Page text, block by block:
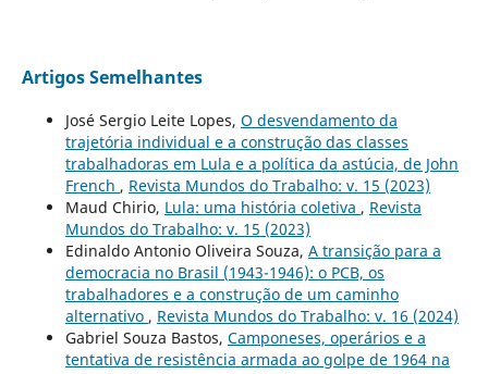
Artigos Semelhantes
José Sergio Leite Lopes, O desvendamento da
trajetória individual e a construção das classes
trabalhadoras em Lula e a política da astúcia, de John
French , Revista Mundos do Trabalho: v. 15 (2023)
Maud Chirio, Lula: uma história coletiva , Revista
Mundos do Trabalho: v. 15 (2023)
Edinaldo Antonio Oliveira Souza, A transição para a
democracia no Brasil (1943-1946): o PCB, os
trabalhadores e a construção de um caminho
alternativo , Revista Mundos do Trabalho: v. 16 (2024)
Gabriel Souza Bastos, Camponeses, operários e a
tentativa de resistência armada ao golpe de 1964 na